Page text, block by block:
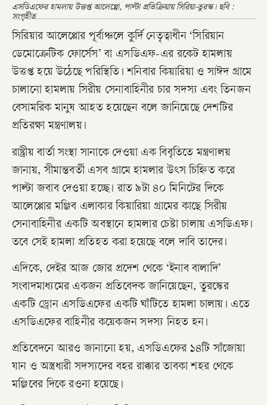
এসডিএফের হামলায় উত্তপ্ত আলেপ্পো, পাল্টা প্রতিক্রিয়ায় সিরিয়া-তুরস্ক। ছবি :
সংগৃহীত
সিরিয়ার আলেপ্পোর পূর্বাঞ্চলে কুর্দি নেতৃত্বাধীন ‘সিরিয়ান
ডেমোক্রেটিক ফোর্সেস’ বা এসডিএফ-এর রকেট হামলায়
উত্তপ্ত হয়ে উঠেছে পরিস্থিতি। শনিবার কিয়ারিয়া ও সাঈদ গ্রামে
চালানো হামলায় সিরীয় সেনাবাহিনীর চার সদস্য এবং তিনজন
বেসামরিক মানুষ আহত হয়েছেন বলে জানিয়েছে দেশটির
প্রতিরক্ষা মন্ত্রণালয়।
রাষ্ট্রীয় বার্তা সংস্থা সানাকে দেওয়া এক বিবৃতিতে মন্ত্রণালয়
জানায়, সীমান্তবর্তী এসব গ্রামে হামলার উৎস চিহ্নিত করে
পাল্টা জবাব দেওয়া হচ্ছে। রাত ৯টা ৪০ মিনিটের দিকে
আলেপ্পোর মঞ্জিব এলাকার কিয়ারিয়া গ্রামের কাছে সিরীয়
সেনাবাহিনীর একটি অবস্থানে হামলার চেষ্টা চালায় এসডিএফ।
তবে সেই হামলা প্রতিহত করা হয়েছে বলে দাবি তাদের।
এদিকে, দেইর আজ জোর প্রদেশ থেকে ‘ইনাব বালাদি’
সংবাদমাধ্যমের একজন প্রতিবেদক জানিয়েছেন, তুরস্কের
একটি ড্রোন এসডিএফের একটি ঘাঁটিতে হামলা চালায়। এতে
এসডিএফের বাহিনীর কয়েকজন সদস্য নিহত হন।
প্রতিবেদনে আরও জানানো হয়, এসডিএফের ১৪টি সাঁজোয়া
যান ও অস্ত্রধারী সদস্যদের বহর রাক্কার তাবকা শহর থেকে
মঞ্জিবের দিকে রওনা হয়েছে।